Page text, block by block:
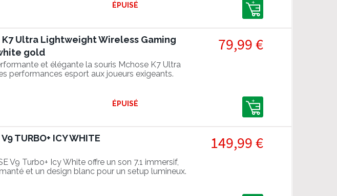
ÉPUISÉ
K7 Ultra Lightweight Wireless Gaming
gold
et élégante la souris Mchose K7 Ultra
performances esport aux joueurs exigeants.
79,99 €
ÉPUISÉ
TURBO+ ICY WHITE
V9 Turbo+ Icy White offre un son 7.1 immersif,
et un design blanc pour un setup lumineux.
149,99 €